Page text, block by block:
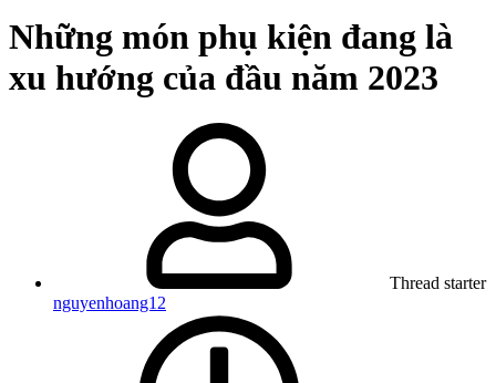
Những món phụ kiện đang là
xu hướng của đầu năm 2023
Thread starter
nguyenhoang12